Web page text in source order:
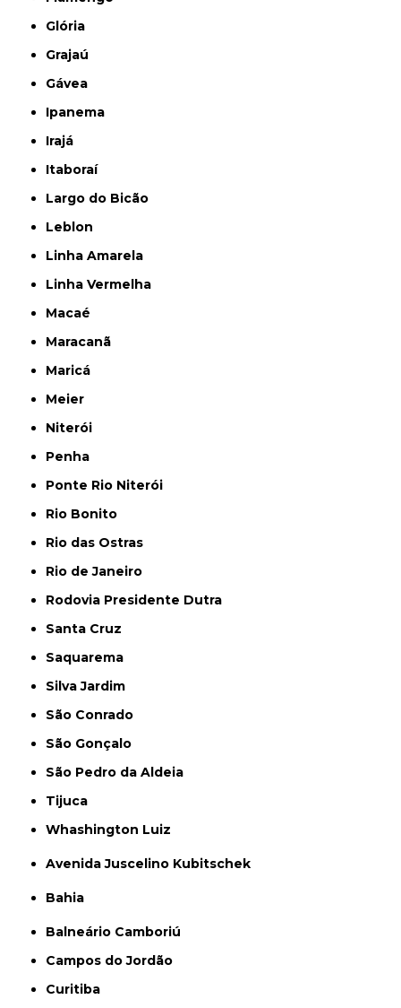
Glória
Grajaú
Gávea
Ipanema
Irajá
Itaboraí
Largo do Bicão
Leblon
Linha Amarela
Linha Vermelha
Macaé
Maracanã
Maricá
Meier
Niterói
Penha
Ponte Rio Niterói
Rio Bonito
Rio das Ostras
Rio de Janeiro
Rodovia Presidente Dutra
Santa Cruz
Saquarema
Silva Jardim
São Conrado
São Gonçalo
São Pedro da Aldeia
Tijuca
Whashington Luiz
Avenida Juscelino Kubitschek
Bahia
Balneário Camboriú
Campos do Jordão
Curitiba